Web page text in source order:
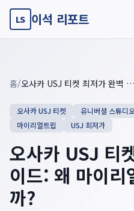
LS 이석 리포트
홈/ 오사카 USJ 티켓 최저가 완벽 가이드: 왜 마이리얼트립이 정답일까?
오사카 USJ 티켓 유니버셜 스튜디
마이리얼트립
USJ 최저가
오사카 USJ 티
이드: 왜 마이리
까?